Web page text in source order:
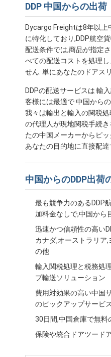
DDP 中国からの出荷
Dycargo Freightは8年以上
に特化しており,DDP航空
配送条件では,商品が指定
べての配送コストを処理
せん. 単にあなたのドアス
DDPの配送サービスは 輸
客様には最適で 中国から
我々は輸出と輸入の関税
の代理人が現地関税手続
たの中国メーカーからピ
あなたの目的地に直接配達
中国からのDDP出荷
最も競争力のあるDDP
加料金なしで,中国から
迅速かつ信頼性の高い
カナダ,オーストラリア
の他
輸入関税処理と税務処
プ輸送ソリューション
費用対効果の高い中国
のピックアップサービス
30日間,中国倉庫で無料
保険や統合ドアツード